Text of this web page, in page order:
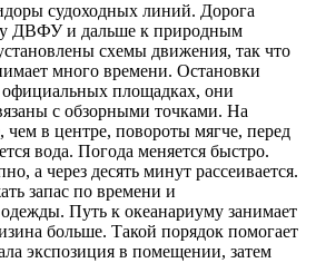
судоходных линий. Дорога
ДВФУ и дальше к природным
схемы движения, так что
много времени. Остановки
площадках, они
с обзорными точками. На
чем в центре, повороты мягче, перед
вода. Погода меняется быстро.
а через десять минут рассеивается.
запас по времени и
Путь к океанариуму занимает
больше. Такой порядок помогает
экспозиция в помещении, затем